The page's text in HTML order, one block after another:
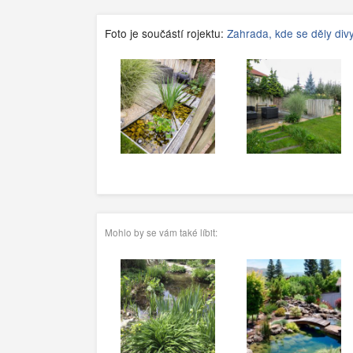
Foto je součástí rojektu: Zahrada, kde se děly
Mohlo by se vám také líbit: